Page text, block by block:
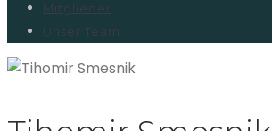
Mitglieder
Unser Team